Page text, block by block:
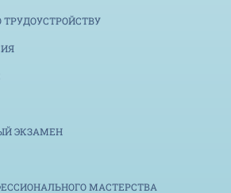
ЭКЗАМЕН
МАСТЕРСТВА